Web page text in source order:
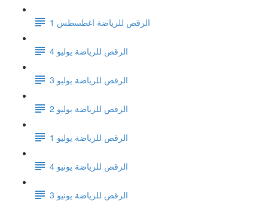
الرقص للرياضة اغطسطس 1
الرقص للرياضة يوليو 4
الرقص للرياضة يوليو 3
الرقص للرياضة يوليو 2
الرقص للرياضة يوليو 1
الرقص للرياضة يونيو 4
الرقص للرياضة يونيو 3